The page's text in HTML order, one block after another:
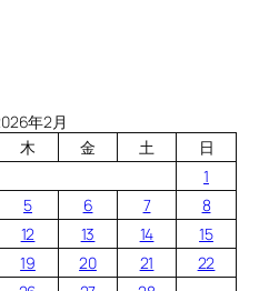
年2月
木 金 土
日
1
5 6 7
8
12 13 14
15
19 20 21
22